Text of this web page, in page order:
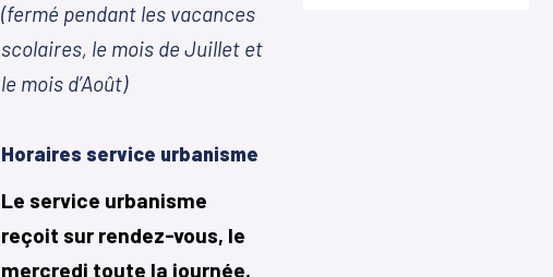
(fermé pendant les vacances
scolaires, le mois de Juillet et
le mois d’Août)
Horaires service urbanisme
Le service urbanisme
reçoit sur rendez-vous, le
mercredi toute la journée,